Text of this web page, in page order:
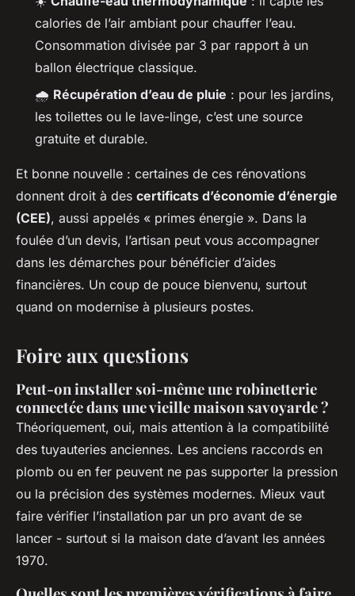
calories de l’air ambiant pour chauffer l’eau.
Consommation divisée par 3 par rapport à un
ballon électrique classique.
🌧️ Récupération d’eau de pluie : pour les jardins,
les toilettes ou le lave-linge, c’est une source
gratuite et durable.
Et bonne nouvelle : certaines de ces rénovations
donnent droit à des certificats d’économie d’énergie
(CEE), aussi appelés « primes énergie ». Dans la
foulée d’un devis, l’artisan peut vous accompagner
dans les démarches pour bénéficier d’aides
financières. Un coup de pouce bienvenu, surtout
quand on modernise à plusieurs postes.
Foire aux questions
Peut-on installer soi-même une robinetterie
connectée dans une vieille maison savoyarde ?
Théoriquement, oui, mais attention à la compatibilité
des tuyauteries anciennes. Les anciens raccords en
plomb ou en fer peuvent ne pas supporter la pression
ou la précision des systèmes modernes. Mieux vaut
faire vérifier l’installation par un pro avant de se
lancer - surtout si la maison date d’avant les années
1970.